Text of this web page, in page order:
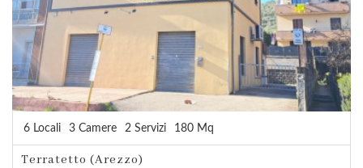
6 Locali 3 Camere 2 Servizi 180 Mq
Terratetto (Arezzo)